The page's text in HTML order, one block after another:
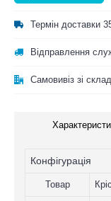
Термін доставки
Відправлення
Самовивіз зі
Конфігурація
Товар